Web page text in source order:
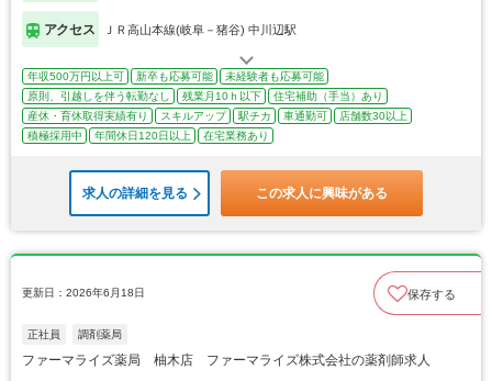
アクセス ＪＲ高山本線(岐阜－猪谷) 中川辺駅
年収500万円以上可 新卒も応募可能
未経験者も応募可能
原則、引越しを伴う転勤なし
残業月10ｈ以下
住宅補助（手当）あり
産休・育休取得実績有り
スキルアップ 駅チカ 車通勤可
店舗数30以上
積極採用中
年間休日120日以上 在宅業務あり
求人の詳細を見る この求人に興味がある
更新日：2026年6月18日 保存する
正社員 調剤薬局
ファーマライズ薬局 柚木店 ファーマライズ株式会社の薬剤師求人